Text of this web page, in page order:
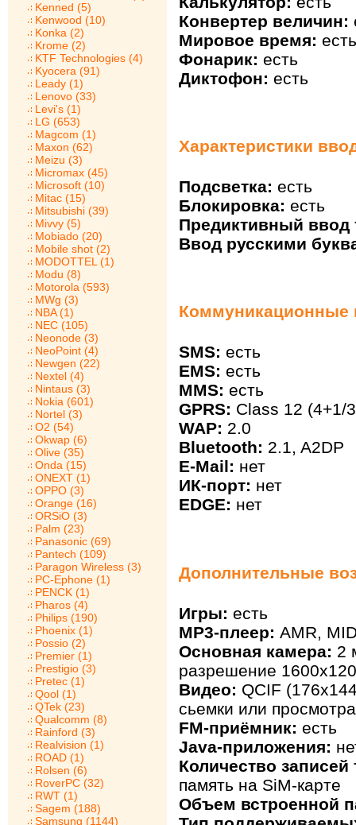
Kenned (5)
Kenwood (10)
Konka (2)
Krome (2)
KTF Technologies (4)
Kyocera (91)
Leady (1)
Lenovo (33)
Levi's (1)
LG (653)
Magcom (1)
Maxon (62)
Meizu (3)
Micromax (45)
Microsoft (10)
Mitac (15)
Mitsubishi (39)
Mivvy (5)
Mobiado (20)
Mobile shot (2)
MODOTTEL (1)
Modu (8)
Motorola (593)
MWg (3)
NBA (1)
NEC (105)
Neonode (3)
NeoPoint (4)
Newgen (22)
Nextel (4)
Nintaus (3)
Nokia (601)
Nortel (3)
O2 (54)
Okwap (6)
Olive (35)
Onda (15)
ONEXT (1)
OPPO (3)
Orange (16)
ORSiO (3)
Palm (23)
Panasonic (69)
Pantech (109)
Paragon Wireless (3)
PC-Ephone (1)
PENCK (1)
Pharos (4)
Philips (190)
Phoenix (1)
Possio (2)
Premier (1)
Prestigio (3)
Pretec (1)
Qool (1)
QTek (23)
Qualcomm (8)
Rainford (3)
Realvision (1)
ROAD (1)
Rolsen (6)
RoverPC (32)
RWT (1)
Sagem (188)
Samsung (1144)
Конвертер величин:
Мировое время: есть
Фонарик: есть
Диктофон: есть
Характеристики
Подсветка: есть
Блокировка: есть
Предиктивный ввод
Ввод русскими
Коммуникационные
SMS: есть
EMS: есть
MMS: есть
GPRS: Class 12 (4+1/
WAP: 2.0
Bluetooth: 2.1, A2DP
E-Mail: нет
ИК-порт: нет
EDGE: нет
Дополнительные
Игры: есть
MP3-плеер: AMR,
Основная камера: 2
разрешение
Видео: QCIF
сьемки или просмотра
FM-приёмник: есть
Java-приложения:
Количество
память на SiM-карте
Объем встроенной